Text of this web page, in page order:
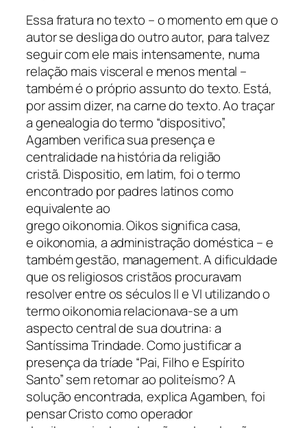
Essa fratura no texto – o momento em que o
autor se desliga do outro autor, para talvez
seguir com ele mais intensamente, numa
relação mais visceral e menos mental –
também é o próprio assunto do texto. Está,
por assim dizer, na carne do texto. Ao traçar
a genealogia do termo “dispositivo”,
Agamben verifica sua presença e
centralidade na história da religião
cristã. Dispositio, em latim, foi o termo
encontrado por padres latinos como
equivalente ao
gregooikonomia.Oikos significa casa,
eoikonomia, a administração doméstica – e
também gestão, management. A dificuldade
que os religiosos cristãos procuravam
resolver entre os séculos II e VI utilizando o
termooikonomiarelacionava-se a um
aspecto central de sua doutrina: a
Santíssima Trindade. Como justificar a
presença da tríade “Pai, Filho e Espírito
Santo” sem retornar ao politeísmo? A
solução encontrada, explica Agamben, foi
pensar Cristo como operador